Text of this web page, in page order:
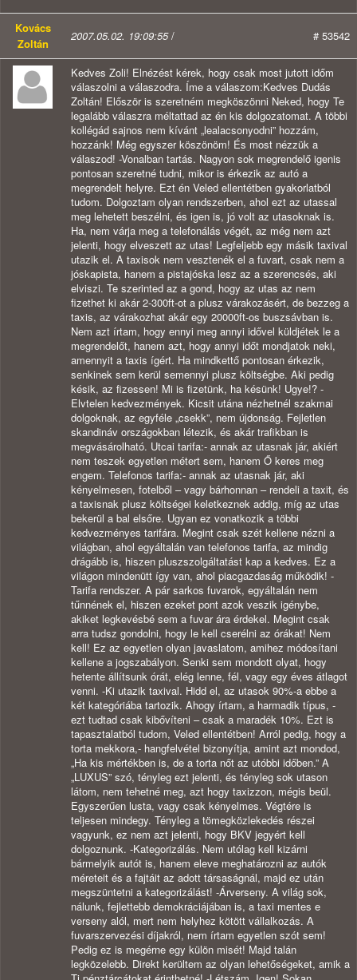
Kovács
Zoltán
2007.05.02. 19:09:55/ # 53542
Kedves Zoli! Elnézést kérek, hogy csak most jutott időm
válaszolni a válaszodra. Íme a válaszom:Kedves Dudás
Zoltán! Először is szeretném megköszönni Neked, hogy Te
legalább válaszra méltattad az én kis dolgozatomat. A többi
kollégád sajnos nem kívánt „lealacsonyodni” hozzám,
hozzánk! Még egyszer köszönöm! És most nézzük a
válaszod! -Vonalban tartás. Nagyon sok megrendelő igenis
pontosan szeretné tudni, mikor is érkezik az autó a
megrendelt helyre. Ezt én Veled ellentétben gyakorlatból
tudom. Dolgoztam olyan rendszerben, ahol ezt az utassal
meg lehetett beszélni, és igen is, jó volt az utasoknak is.
Ha, nem várja meg a telefonálás végét, az még nem azt
jelenti, hogy elveszett az utas! Legfeljebb egy másik taxival
utazik el. A taxisok nem vesztenék el a fuvart, csak nem a
jóskapista, hanem a pistajóska lesz az a szerencsés, aki
elviszi. Te szerinted az a gond, hogy az utas az nem
fizethet ki akár 2-300ft-ot a plusz várakozásért, de bezzeg a
taxis, az várakozhat akár egy 20000ft-os buszsávban is.
Nem azt írtam, hogy ennyi meg annyi idővel küldjétek le a
megrendelőt, hanem azt, hogy annyi időt mondjatok neki,
amennyit a taxis ígért. Ha mindkettő pontosan érkezik,
senkinek sem kerül semennyi plusz költségbe. Aki pedig
késik, az fizessen! Mi is fizetünk, ha késünk! Ugye!? -
Elvtelen kedvezmények. Kicsit utána nézhetnél szakmai
dolgoknak, az egyféle „csekk”, nem újdonság. Fejletlen
skandináv országokban létezik, és akár trafikban is
megvásárolható. Utcai tarifa:- annak az utasnak jár, akiért
nem teszek egyetlen métert sem, hanem Ő keres meg
engem. Telefonos tarifa:- annak az utasnak jár, aki
kényelmesen, fotelből – vagy bárhonnan – rendeli a taxit, és
a taxisnak plusz költségei keletkeznek addig, míg az utas
bekerül a bal elsőre. Ugyan ez vonatkozik a többi
kedvezményes tarifára. Megint csak szét kellene nézni a
világban, ahol egyáltalán van telefonos tarifa, az mindig
drágább is, hiszen pluszszolgáltatást kap a kedves. Ez a
világon mindenütt így van, ahol piacgazdaság működik! -
Tarifa rendszer. A pár sarkos fuvarok, egyáltalán nem
tűnnének el, hiszen ezeket pont azok veszik igénybe,
akiket legkevésbé sem a fuvar ára érdekel. Megint csak
arra tudsz gondolni, hogy le kell cserélni az órákat! Nem
kell! Ez az egyetlen olyan javaslatom, amihez módosítani
kellene a jogszabályon. Senki sem mondott olyat, hogy
hetente állítsunk órát, elég lenne, fél, vagy egy éves átlagot
venni. -Ki utazik taxival. Hidd el, az utasok 90%-a ebbe a
két kategóriába tartozik. Ahogy írtam, a harmadik típus, -
ezt tudtad csak kibővíteni – csak a maradék 10%. Ezt is
tapasztalatból tudom, Veled ellentétben! Arról pedig, hogy a
torta mekkora,- hangfelvétel bizonyítja, amint azt mondod,
„Ha kis mértékben is, de a torta nőt az utóbbi időben.” A
„LUXUS” szó, tényleg ezt jelenti, és tényleg sok utason
látom, nem tehetné meg, azt hogy taxizzon, mégis beül.
Egyszerűen lusta, vagy csak kényelmes. Végtére is
teljesen mindegy. Tényleg a tömegközlekedés részei
vagyunk, ez nem azt jelenti, hogy BKV jegyért kell
dolgoznunk. -Kategorizálás. Nem utólag kell kizárni
bármelyik autót is, hanem eleve meghatározni az autók
méreteit és a fajtáit az adott társaságnál, majd ez után
megszüntetni a kategorizálást! -Árverseny. A világ sok,
nálunk, fejlettebb demokráciájában is, a taxi mentes e
verseny alól, mert nem helyhez kötött vállalkozás. A
fuvarszervezési díjakról, nem írtam egyetlen szót sem!
Pedig ez is megérne egy külön misét! Majd talán
legközelebb. Direkt kerültem az olyan lehetőségeket, amik a